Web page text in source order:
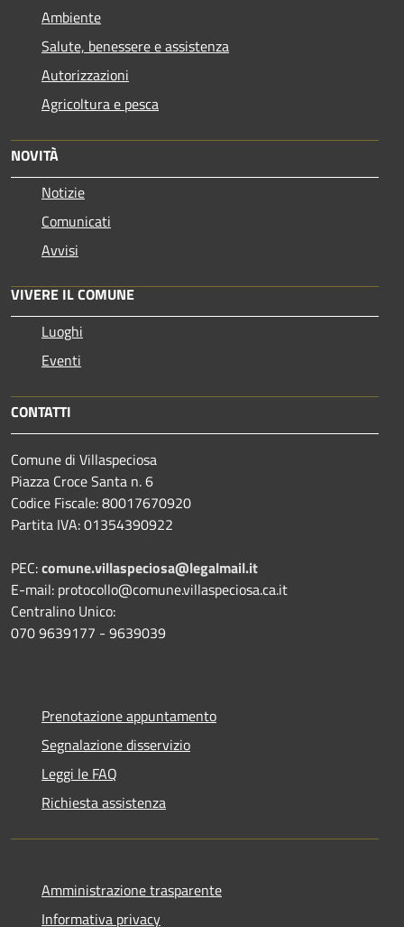
Ambiente
Salute, benessere e assistenza
Autorizzazioni
Agricoltura e pesca
NOVITÀ
Notizie
Comunicati
Avvisi
VIVERE IL COMUNE
Luoghi
Eventi
CONTATTI
Comune di Villaspeciosa
Piazza Croce Santa n. 6
Codice Fiscale: 80017670920
Partita IVA: 01354390922
PEC:comune.villaspeciosa@legalmail.it
E-mail: protocollo@comune.villaspeciosa.ca.it
Centralino Unico:
070 9639177 - 9639039
Prenotazione appuntamento
Segnalazione disservizio
Leggi le FAQ
Richiesta assistenza
Amministrazione trasparente
Informativa privacy